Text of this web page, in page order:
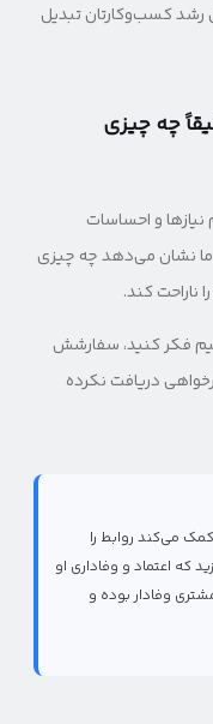
رشد کسب‌وکارتان تبدیل
چه چیزی
نیازها و احساسات
نشان می‌دهد چه چیزی
ناراحت کند.
فکر کنید، سفارشش
دریافت نکرده
می‌کند روابط را
که اعتماد و وفاداری او
وفادار بوده و